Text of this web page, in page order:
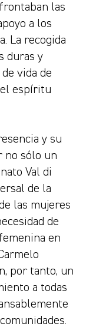
las
a los
La recogida
duras y
vida de
espíritu
y su
no sólo un
Val di
de la
las mujeres
de
en
por tanto, un
a todas